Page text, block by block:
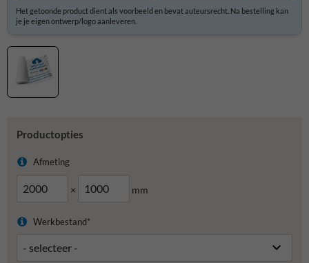
Het getoonde product dient als voorbeeld en bevat auteursrecht. Na bestelling kan
je je eigen ontwerp/logo aanleveren.
Productopties
Afmeting
× mm
Werkbestand*